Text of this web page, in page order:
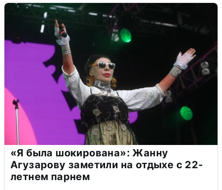
«Я была шокирована»: Жанну
Агузарову заметили на отдыхе с 22-
летнем парнем